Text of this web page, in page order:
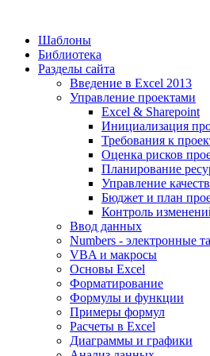
Шаблоны
Библиотека
Разделы сайта
Введение в Excel 2013
Управление проектами
Excel & Sharepoint
Инициализация
Требования к
Оценка рисков
Планирование
Управление
Бюджет и план
Контроль
Ввод данных
Numbers - электронные
VBA и макросы
Основы Excel
Форматирование
Формулы и функции
Примеры формул
Расчеты в Excel
Диаграммы и графики